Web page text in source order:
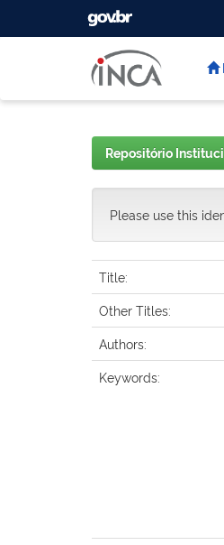
GOVBR
Repositório
Please use this
Title:
Other Titles:
Authors:
Keywords: